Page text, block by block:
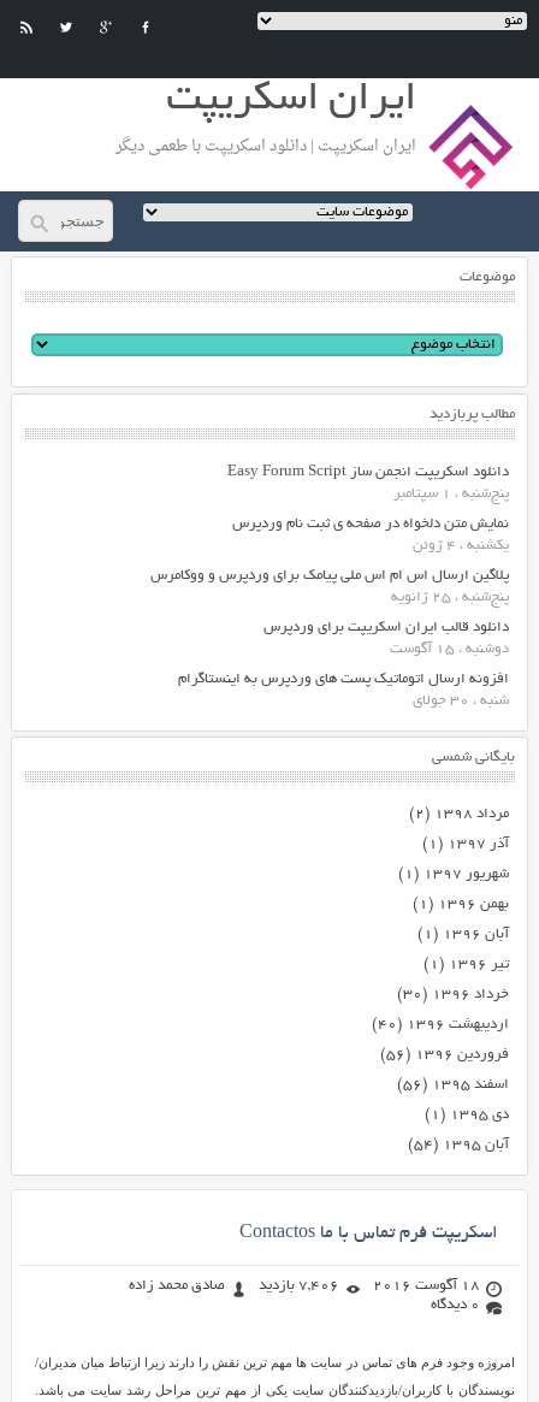
ایران اسکریپت
ایران اسکریپت | دانلود اسکریپت با طعمی دیگر
موضوعات
مطالب پربازدید
دانلود اسکریپت انجمن ساز Easy Forum Script
پنج‌شنبه ، 1 سپتامبر
نمایش متن دلخواه در صفحه ی ثبت نام وردپرس
یکشنبه ، 4 ژوئن
پلاگین ارسال اس ام اس ملی پیامک برای وردپرس و ووکامرس
پنج‌شنبه ، 25 ژانویه
دانلود قالب ایران اسکریپت برای وردپرس
دوشنبه ، 15 آگوست
افزونه ارسال اتوماتیک پست های وردپرس به اینستاگرام
شنبه ، 30 جولای
بایگانی شمسی
مرداد ۱۳۹۸
(۲)
آذر ۱۳۹۷
(۱)
شهریور ۱۳۹۷
(۱)
بهمن ۱۳۹۶
(۱)
آبان ۱۳۹۶
(۱)
تیر ۱۳۹۶
(۱)
خرداد ۱۳۹۶
(۳۰)
اردیبهشت ۱۳۹۶
(۴۰)
فروردین ۱۳۹۶
(۵۶)
اسفند ۱۳۹۵
(۵۶)
دی ۱۳۹۵
(۱)
آبان ۱۳۹۵
(۵۴)
اسکریپت فرم تماس با ما Contactos
18 آگوست 2016 7,406 بازدید
صادق محمد زاده
0 دیدگاه
امروزه وجود فرم های تماس در سایت ها مهم ترین نقش را دارند زیرا ارتباط میان مدیران/
نویسندگان با کاربران/بازدیدکنندگان سایت یکی از مهم ترین مراحل رشد سایت می باشد.